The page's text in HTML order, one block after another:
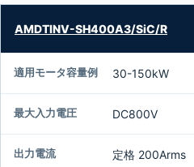
細
AMDTINV-SH400A3/SiC/R
30-150kW
DC800V
定格 200Arms